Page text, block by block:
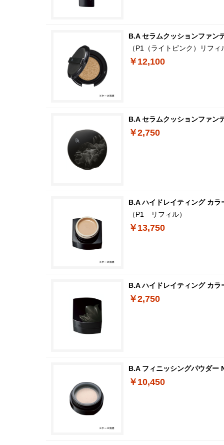
B.A セラムクッションファン
（P1（ライトピンク）リフィ
￥12,100
B.A セラムクッションファン
￥2,750
B.A ハイドレイティング カ
（P1 リフィル）
￥13,750
B.A ハイドレイティング カラ
￥2,750
B.A フィニッシングパウダー
￥10,450